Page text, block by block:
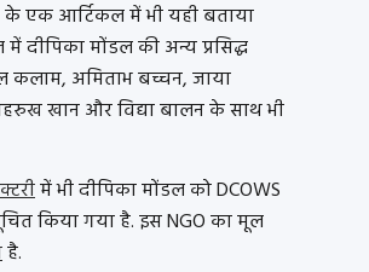
एक आर्टिकल में भी यही बताया
दीपिका मोंडल की अन्य प्रसिद्ध
कलाम, अमिताभ बच्चन, जाया
खान और विद्या बालन के साथ भी
में भी दीपिका मोंडल को DCOWS
किया गया है. इस NGO का मूल
है.